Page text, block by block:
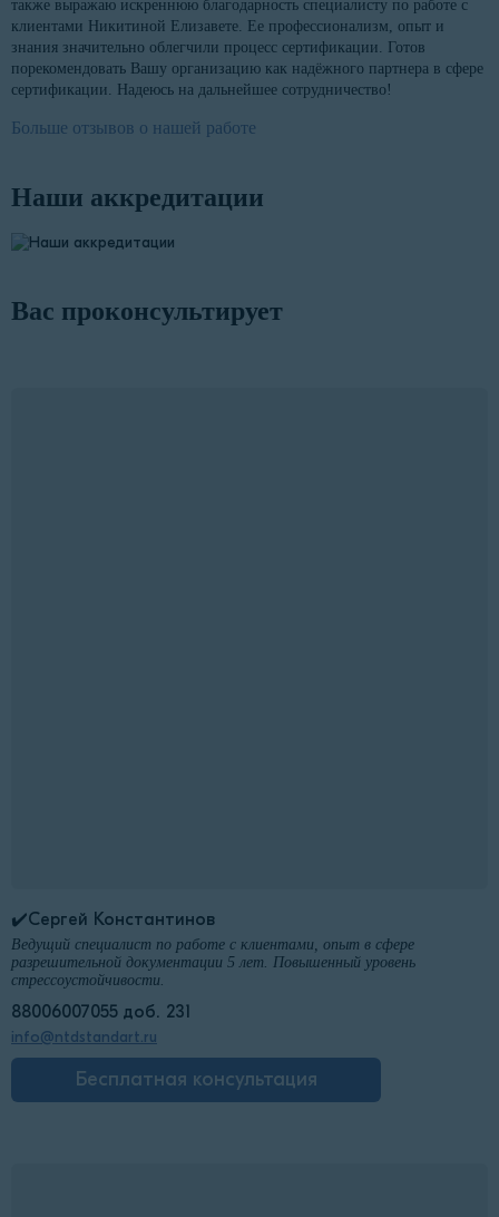
также выражаю искреннюю благодарность специалисту по работе с
клиентами Никитиной Елизавете. Ее профессионализм, опыт и
знания значительно облегчили процесс сертификации. Готов
порекомендовать Вашу организацию как надёжного партнера в сфере
сертификации. Надеюсь на дальнейшее сотрудничество!
Больше отзывов о нашей работе
Наши аккредитации
Вас проконсультирует
✔️Сергей Константинов
Ведущий специалист по работе с клиентами, опыт в сфере
разрешительной документации 5 лет. Повышенный уровень
стрессоустойчивости.
88006007055 доб. 231
info@ntdstandart.ru
Бесплатная консультация